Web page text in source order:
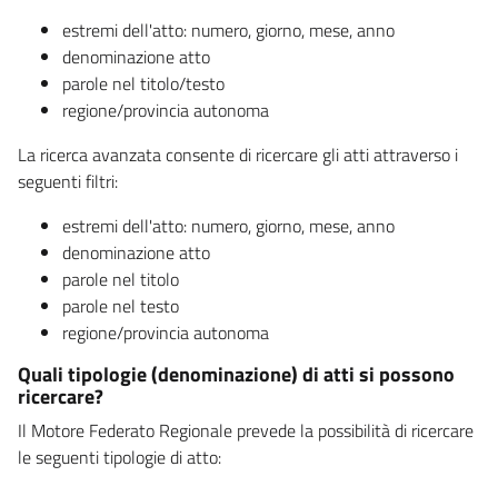
estremi dell'atto: numero, giorno, mese, anno
denominazione atto
parole nel titolo/testo
regione/provincia autonoma
La ricerca avanzata consente di ricercare gli atti attraverso i
seguenti filtri:
estremi dell'atto: numero, giorno, mese, anno
denominazione atto
parole nel titolo
parole nel testo
regione/provincia autonoma
Quali tipologie (denominazione) di atti si possono
ricercare?
Il Motore Federato Regionale prevede la possibilità di ricercare
le seguenti tipologie di atto: